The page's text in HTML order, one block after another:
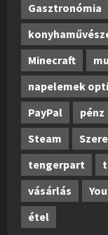
Gasztronómia
Minecraft
napelemek
PayPal
pénz
Steam
tengerpart
vásárlás
étel